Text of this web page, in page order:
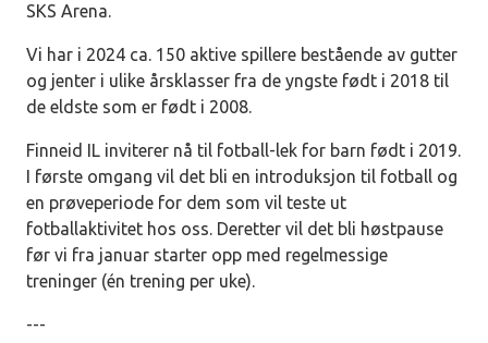
SKS Arena.
Vi har i 2024 ca. 150 aktive spillere bestående av gutter
og jenter i ulike årsklasser fra de yngste født i 2018 til
de eldste som er født i 2008.
Finneid IL inviterer nå til fotball-lek for barn født i 2019.
I første omgang vil det bli en introduksjon til fotball og
en prøveperiode for dem som vil teste ut
fotballaktivitet hos oss. Deretter vil det bli høstpause
før vi fra januar starter opp med regelmessige
treninger (én trening per uke).
---